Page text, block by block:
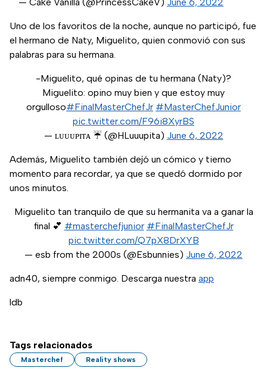
Uno de los favoritos de la noche, aunque no participó, fue
el hermano de Naty, Miguelito, quien conmovió con sus
palabras para su hermana.
-Miguelito, qué opinas de tu hermana (Naty)?
Miguelito: opino muy bien y que estoy muy
orgulloso#FinalMasterChefJr #MasterChefJunior
pic.twitter.com/F96i8XyrBS
— ʟᴜᴜᴜᴘɪᴛᴀ ☔ (@HLuuupita) June 6, 2022
Además, Miguelito también dejó un cómico y tierno
momento para recordar, ya que se quedó dormido por
unos minutos.
Miguelito tan tranquilo de que su hermanita va a ganar la
final 💕 #masterchefjunior #FinalMasterChefJr
pic.twitter.com/Q7pX8DrXYB
— esb from the 2000s (@Esbunnies) June 6, 2022
adn40, siempre conmigo. Descarga nuestra app
ldb
Tags relacionados
Masterchef Reality shows